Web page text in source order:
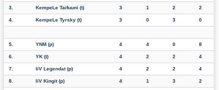
3. KempeLe Taifuuni (t) 3 1 2 2
4. KempeLe Tyrsky (t) 3 0 3 0
5. YNM (p) 4 4 0 8
6. YK (t) 4 2 2 4
7. IiV Legendat (p) 4 2 2 4
8. IiV Kingit (p) 4 1 3 2